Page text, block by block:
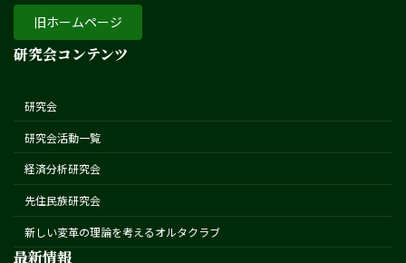
旧ホームページ
研究会コンテンツ
研究会
研究会活動一覧
経済分析研究会
先住民族研究会
新しい変革の理論を考えるオルタクラブ
最新情報